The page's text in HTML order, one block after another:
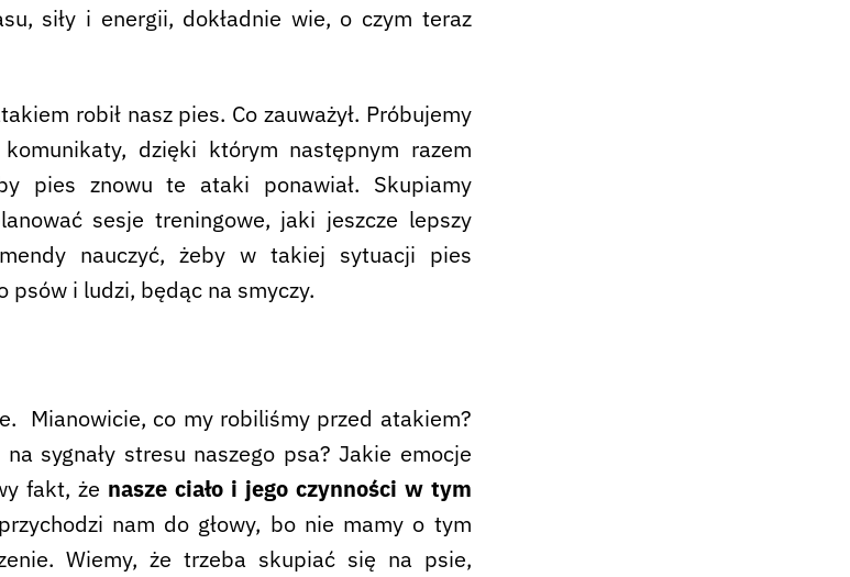
siły i energii, dokładnie wie, o czym teraz
robił nasz pies. Co zauważył. Próbujemy
dzięki którym następnym razem
pies znowu te ataki ponawiał. Skupiamy
sesje treningowe, jaki jeszcze lepszy
nauczyć, żeby w takiej sytuacji pies
psów i ludzi, będąc na smyczy.
Mianowicie, co my robiliśmy przed atakiem?
sygnały stresu naszego psa? Jakie emocje
fakt, że nasze ciało i jego czynności w tym
nam do głowy, bo nie mamy o tym
Wiemy, że trzeba skupiać się na psie,